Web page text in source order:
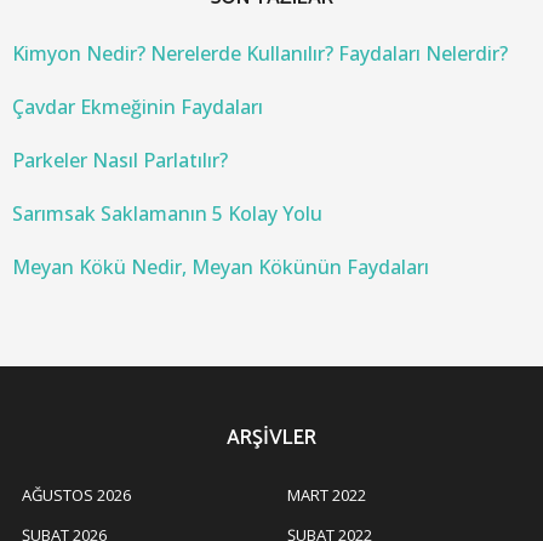
o
:
Kimyon Nedir? Nerelerde Kullanılır? Faydaları Nelerdir?
Çavdar Ekmeğinin Faydaları
Parkeler Nasıl Parlatılır?
Sarımsak Saklamanın 5 Kolay Yolu
Meyan Kökü Nedir, Meyan Kökünün Faydaları
ARŞIVLER
AĞUSTOS 2026
ŞUBAT 2026
MART 2022
ŞUBAT 2022